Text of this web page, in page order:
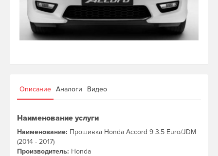
Описание Аналоги Видео
Наименование услуги
Наименование: Прошивка Honda Accord 9 3.5 Euro/JDM
(2014 - 2017)
Производитель: Honda